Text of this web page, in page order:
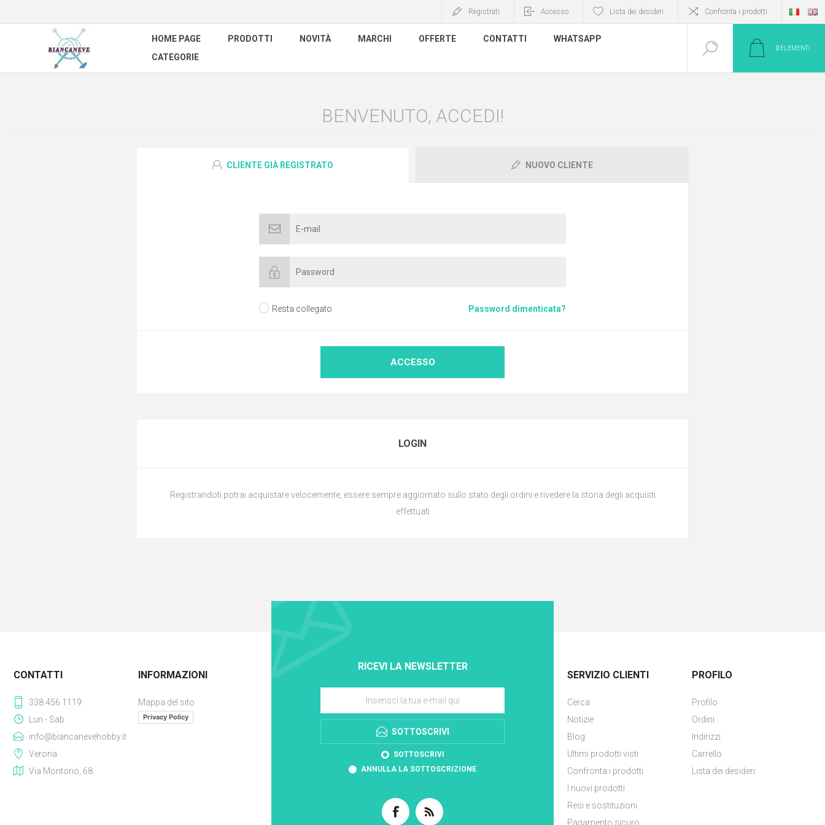
Registrati Accesso Lista dei desideri Confronta i prodotti
HOME PAGE PRODOTTI NOVITÀ MARCHI OFFERTE CONTATTI
WHATSAPP
CATEGORIE
0 ELEMENTI
BENVENUTO, ACCEDI!
CLIENTE GIÀ REGISTRATO NUOVO CLIENTE
Resta collegato Password dimenticata?
ACCESSO
LOGIN
Registrandoti potrai acquistare velocemente, essere sempre aggiornato sullo stato degli ordini e rivedere la storia degli acquisti
effettuati
RICEVI LA NEWSLETTER
SOTTOSCRIVI
SOTTOSCRIVI
ANNULLA LA SOTTOSCRIZIONE
CONTATTI
338 456 1119
Lun - Sab
info@biancanevehobby.it
Verona
Via Montorio, 68
INFORMAZIONI
Mappa del sito
Privacy Policy
SERVIZIO CLIENTI
Cerca
Notizie
Blog
Ultimi prodotti visti
Confronta i prodotti
I nuovi prodotti
Resi e sostituzioni
Pagamento sicuro
PROFILO
Profilo
Ordini
Indirizzi
Carrello
Lista dei desideri